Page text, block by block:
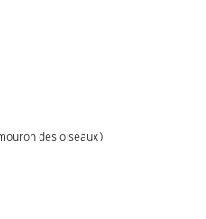
des oiseaux)